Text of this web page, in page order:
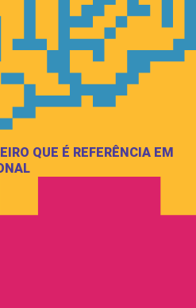
QUE É REFERÊNCIA EM